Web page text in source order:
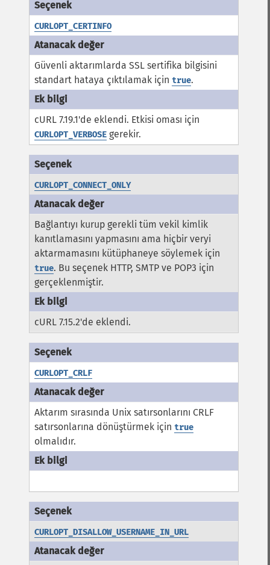
CURLOPT_CERTINFO
Güvenli aktarımlarda SSL sertifika bilgisini
standart hataya çıktılamak için true.
cURL 7.19.1'de eklendi. Etkisi oması için
CURLOPT_VERBOSE gerekir.
CURLOPT_CONNECT_ONLY
Bağlantıyı kurup gerekli tüm vekil kimlik
kanıtlamasını yapmasını ama hiçbir veryi
aktarmamasını kütüphaneye söylemek için
true. Bu seçenek HTTP, SMTP ve POP3 için
gerçeklenmiştir.
cURL 7.15.2'de eklendi.
CURLOPT_CRLF
Aktarım sırasında Unix satırsonlarını CRLF
satırsonlarına dönüştürmek için true
olmalıdır.
CURLOPT_DISALLOW_USERNAME_IN_URL